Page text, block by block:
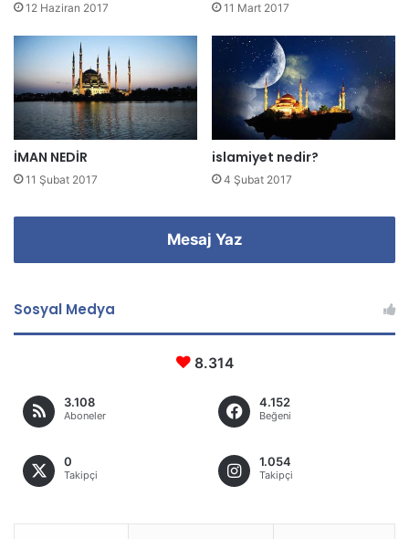
g
i
i
n
12 Haziran 2017 11 Mart 2017
İMAN NEDİR
11 Şubat 2017
islamiyet nedir?
4 Şubat 2017
Mesaj Yaz
Sosyal Medya
8.314
3.108
Aboneler
4.152
Beğeni
0
Takipçi
1.054
Takipçi